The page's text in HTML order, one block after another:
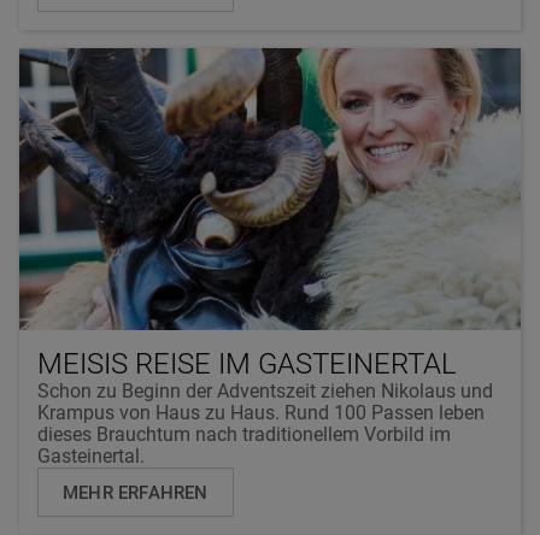
MEISIS REISE IM GASTEINERTAL
Schon zu Beginn der Adventszeit ziehen Nikolaus und
Krampus von Haus zu Haus. Rund 100 Passen leben
dieses Brauchtum nach traditionellem Vorbild im
Gasteinertal.
MEHR ERFAHREN